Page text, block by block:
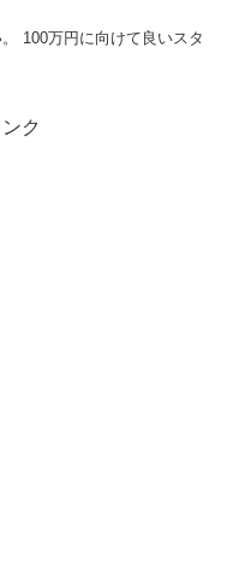
100万円に向けて良いスタ
ク